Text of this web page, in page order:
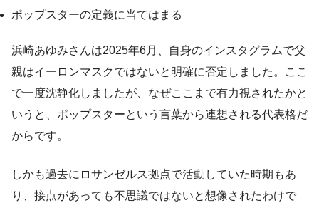
ポップスターの定義に当てはまる
浜崎あゆみさんは2025年6月、自身のインスタグラムで父
親はイーロンマスクではないと明確に否定しました。ここ
で一度沈静化しましたが、なぜここまで有力視されたかと
いうと、ポップスターという言葉から連想される代表格だ
からです。
しかも過去にロサンゼルス拠点で活動していた時期もあ
り、接点があっても不思議ではないと想像されたわけで